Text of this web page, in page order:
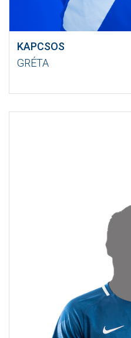
KAPCSOS
GRÉTA